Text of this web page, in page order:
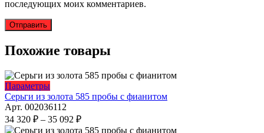
последующих моих комментариев.
Похожие товары
ПараметрыЭтот
товар
имеет
несколько
вариаций.
Серьги из золота 585 пробы с фианитом
Арт. 002036112
34 320 ₽ – 35 092 ₽Диапазон
цен: